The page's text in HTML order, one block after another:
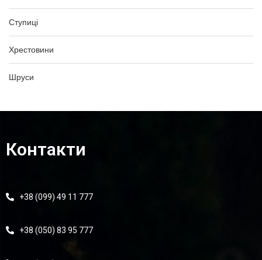
Ступиці
Хрестовини
Шруси
Контакти
+38 (099) 49 11 777
+38 (050) 83 95 777